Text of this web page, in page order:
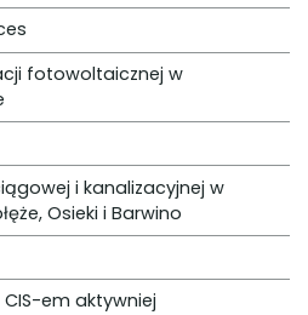
fotowoltaicznej w
i kanalizacyjnej w
Osieki i Barwino
em aktywniej